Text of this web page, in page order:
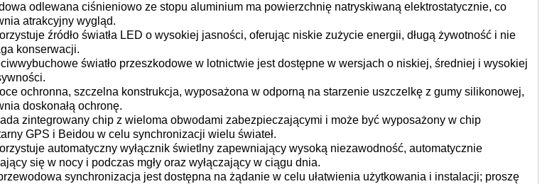
odlewana ciśnieniowo ze stopu aluminium ma powierzchnię natryskiwaną elektrostatycznie, co
atrakcyjny wygląd.
źródło światła LED o wysokiej jasności, oferując niskie zużycie energii, długą żywotność i nie
konserwacji.
światło przeszkodowe w lotnictwie jest dostępne w wersjach o niskiej, średniej i wysokiej
ochronna, szczelna konstrukcja, wyposażona w odporną na starzenie uszczelkę z gumy silikonowej,
doskonałą ochronę.
zintegrowany chip z wieloma obwodami zabezpieczającymi i może być wyposażony w chip
GPS i Beidou w celu synchronizacji wielu świateł.
automatyczny wyłącznik świetlny zapewniający wysoką niezawodność, automatycznie
się w nocy i podczas mgły oraz wyłączający w ciągu dnia.
synchronizacja jest dostępna na żądanie w celu ułatwienia użytkowania i instalacji; proszę